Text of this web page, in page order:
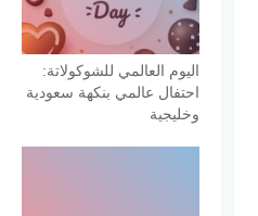
اليوم العالمي للشوكولاتة:
احتفال عالمي بنكهة سعودية
وخليجية